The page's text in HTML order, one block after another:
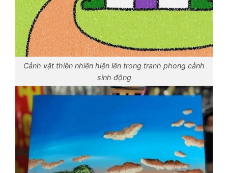
Cảnh vật thiên nhiên hiện lên trong tranh phong cảnh
sinh động